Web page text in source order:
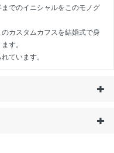
でのイニシャルをこのモノグ
カスタムカフスを結婚式で身
す。
ています。